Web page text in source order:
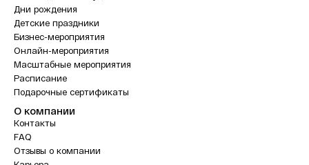
Дни рождения
Детские праздники
Бизнес-мероприятия
Онлайн-мероприятия
Масштабные мероприятия
Расписание
Подарочные сертификаты
О компании
Контакты
FAQ
Отзывы о компании